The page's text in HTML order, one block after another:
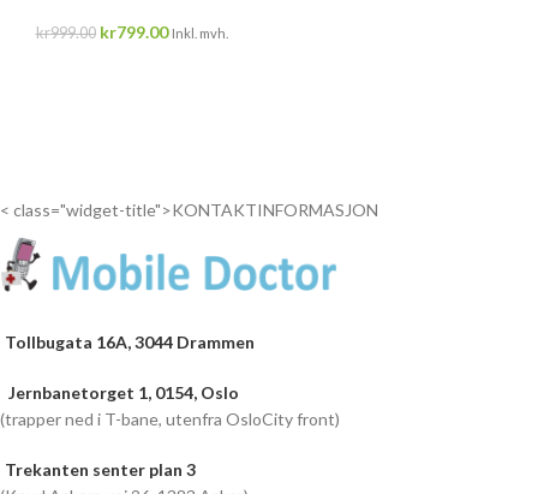
kr999.00 kr799.00 Inkl. mvh.
< class="widget-title">KONTAKTINFORMASJON
Tollbugata 16A, 3044 Drammen
Jernbanetorget 1, 0154, Oslo
(trapper ned i T-bane, utenfra OsloCity front)
Trekanten senter plan 3